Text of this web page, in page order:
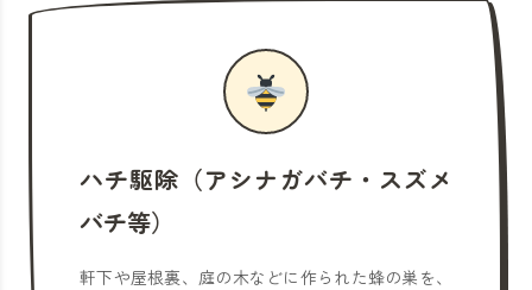
ハチ駆除（アシナガバチ・スズメ
バチ等）
軒下や屋根裏、庭の木などに作られた蜂の巣を、